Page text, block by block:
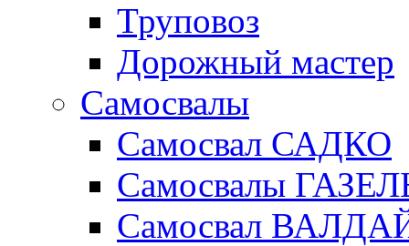
Труповоз
Дорожный мастер
Самосвалы
Самосвал САДКО
Самосвалы
Самосвал